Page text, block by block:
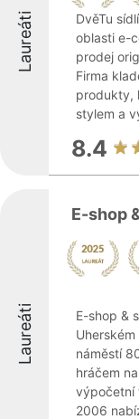
Laureáti
DvěTu
oblasti e-
prodej
Firma
produkty,
stylem a
8.4
Laureáti
E-shop
E-shop &
náměstí
hráčem
výpočetní
2006